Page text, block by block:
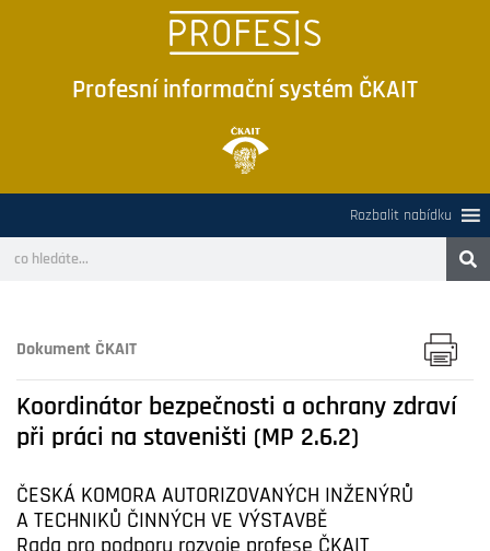
Profesní informační systém ČKAIT
Rozbalit nabídku
Dokument ČKAIT
Koordinátor bezpečnosti a ochrany zdraví
při práci na staveništi (MP 2.6.2)
ČESKÁ KOMORA AUTORIZOVANÝCH INŽENÝRŮ
A TECHNIKŮ ČINNÝCH VE VÝSTAVBĚ